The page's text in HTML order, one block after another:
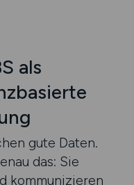
als
gute Daten.
das: Sie
kommunizieren